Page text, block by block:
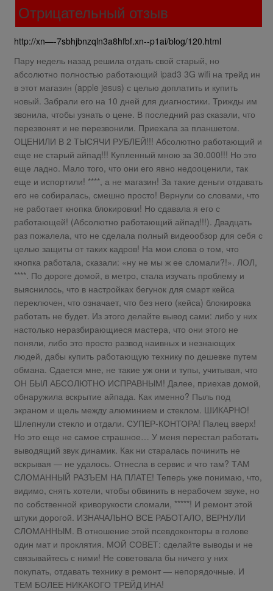
Отрицательный отзыв
http://xn—-7sbhjbnzqln3a8hfbf.xn--p1ai/blog/120.html
Пару недель назад решила отдать свой старый, но
абсолютно полностью работающий ipad3 3G wifi на трейд ин
в этот магазин (apple jesus) с целью доплатить и купить
новый. Забрали его на 10 дней для диагностики. Трижды им
звонила, чтобы узнать о цене. В последний раз сказали, что
перезвонят и не перезвонили. Приехала за планшетом.
ОЦЕНИЛИ В 2 ТЫСЯЧИ РУБЛЕЙ!!! Абсолютно работающий и
еще не старый айпад!!! Купленный мною за 30.000!!! Но это
еще ладно. Мало того, что они его явно недооценили, так
еще и испортили! ****, а не магазин! За такие деньги отдавать
его не собиралась, смешно просто! Вернули со словами, что
не работает кнопка блокировки! Но сдавала я его с
работающей! (Абсолютно работающий айпад!!!). Двадцать
раз пожалела, что не сделала полный видеообзор для себя с
целью защиты от таких кадров! На мои слова о том, что
кнопка работала, сказали: «ну не мы ж ее сломали?!». ЛОЛ,
****. По дороге домой, в метро, стала изучать проблему и
выяснилось, что в настройках бегунок для смарт кейса
переключен, что означает, что без него (кейса) блокировка
работать не будет. Из этого делайте вывод сами: либо у них
настолько неразбирающиеся мастера, что они этого не
поняли, либо это просто развод наивных и незнающих
людей, дабы купить работающую технику по дешевке путем
обмана. Сдается мне, не такие уж они и тупы, учитывая, что
ОН БЫЛ АБСОЛЮТНО ИСПРАВНЫМ! Далее, приехав домой,
обнаружила вскрытие айпада. Как именно? Пыль под
экраном и щель между алюминием и стеклом. ШИКАРНО!
Шлепнули стекло и отдали. СУПЕР-КОНТОРА! Палец вверх!
Но это еще не самое страшное… У меня перестал работать
выводящий звук динамик. Как ни старалась починить не
вскрывая — не удалось. Отнесла в сервис и что там? ТАМ
СЛОМАННЫЙ РАЗЪЕМ НА ПЛАТЕ! Теперь уже понимаю, что,
видимо, снять хотели, чтобы обвинить в нерабочем звуке, но
по собственной криворукости сломали, *****! И ремонт этой
штуки дорогой. ИЗНАЧАЛЬНО ВСЕ РАБОТАЛО, ВЕРНУЛИ
СЛОМАННЫМ. В отношение этой псевдоконторы в голове
один мат и проклятия. МОЙ СОВЕТ: сделайте выводы и не
связывайтесь с ними! Не советовала бы ничего у них
покупать, отдавать технику в ремонт — непорядочные. И
ТЕМ БОЛЕЕ НИКАКОГО ТРЕЙД ИНА!